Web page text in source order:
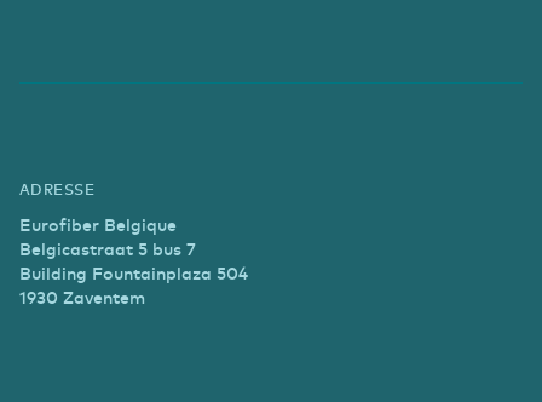
ADRESSE
Eurofiber Belgique
Belgicastraat 5 bus 7
Building Fountainplaza 504
1930 Zaventem